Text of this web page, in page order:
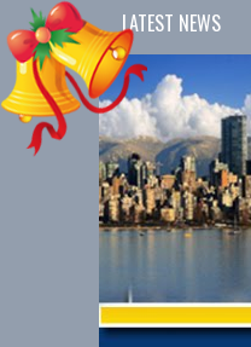
LATEST NEWS